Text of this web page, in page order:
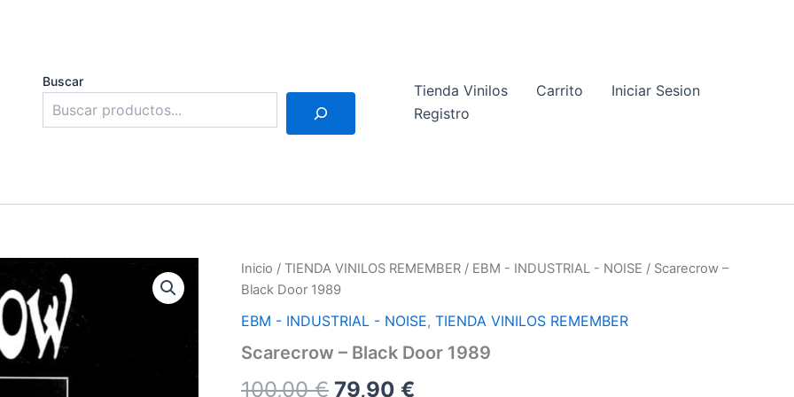
Buscar
Tienda Vinilos Carrito
Iniciar Sesion
Registro
Inicio / TIENDA VINILOS REMEMBER / EBM - INDUSTRIAL - NOISE / Scarecrow –
Black Door 1989
EBM - INDUSTRIAL - NOISE, TIENDA VINILOS REMEMBER
Scarecrow – Black Door 1989
100,00€ El
79,90 €